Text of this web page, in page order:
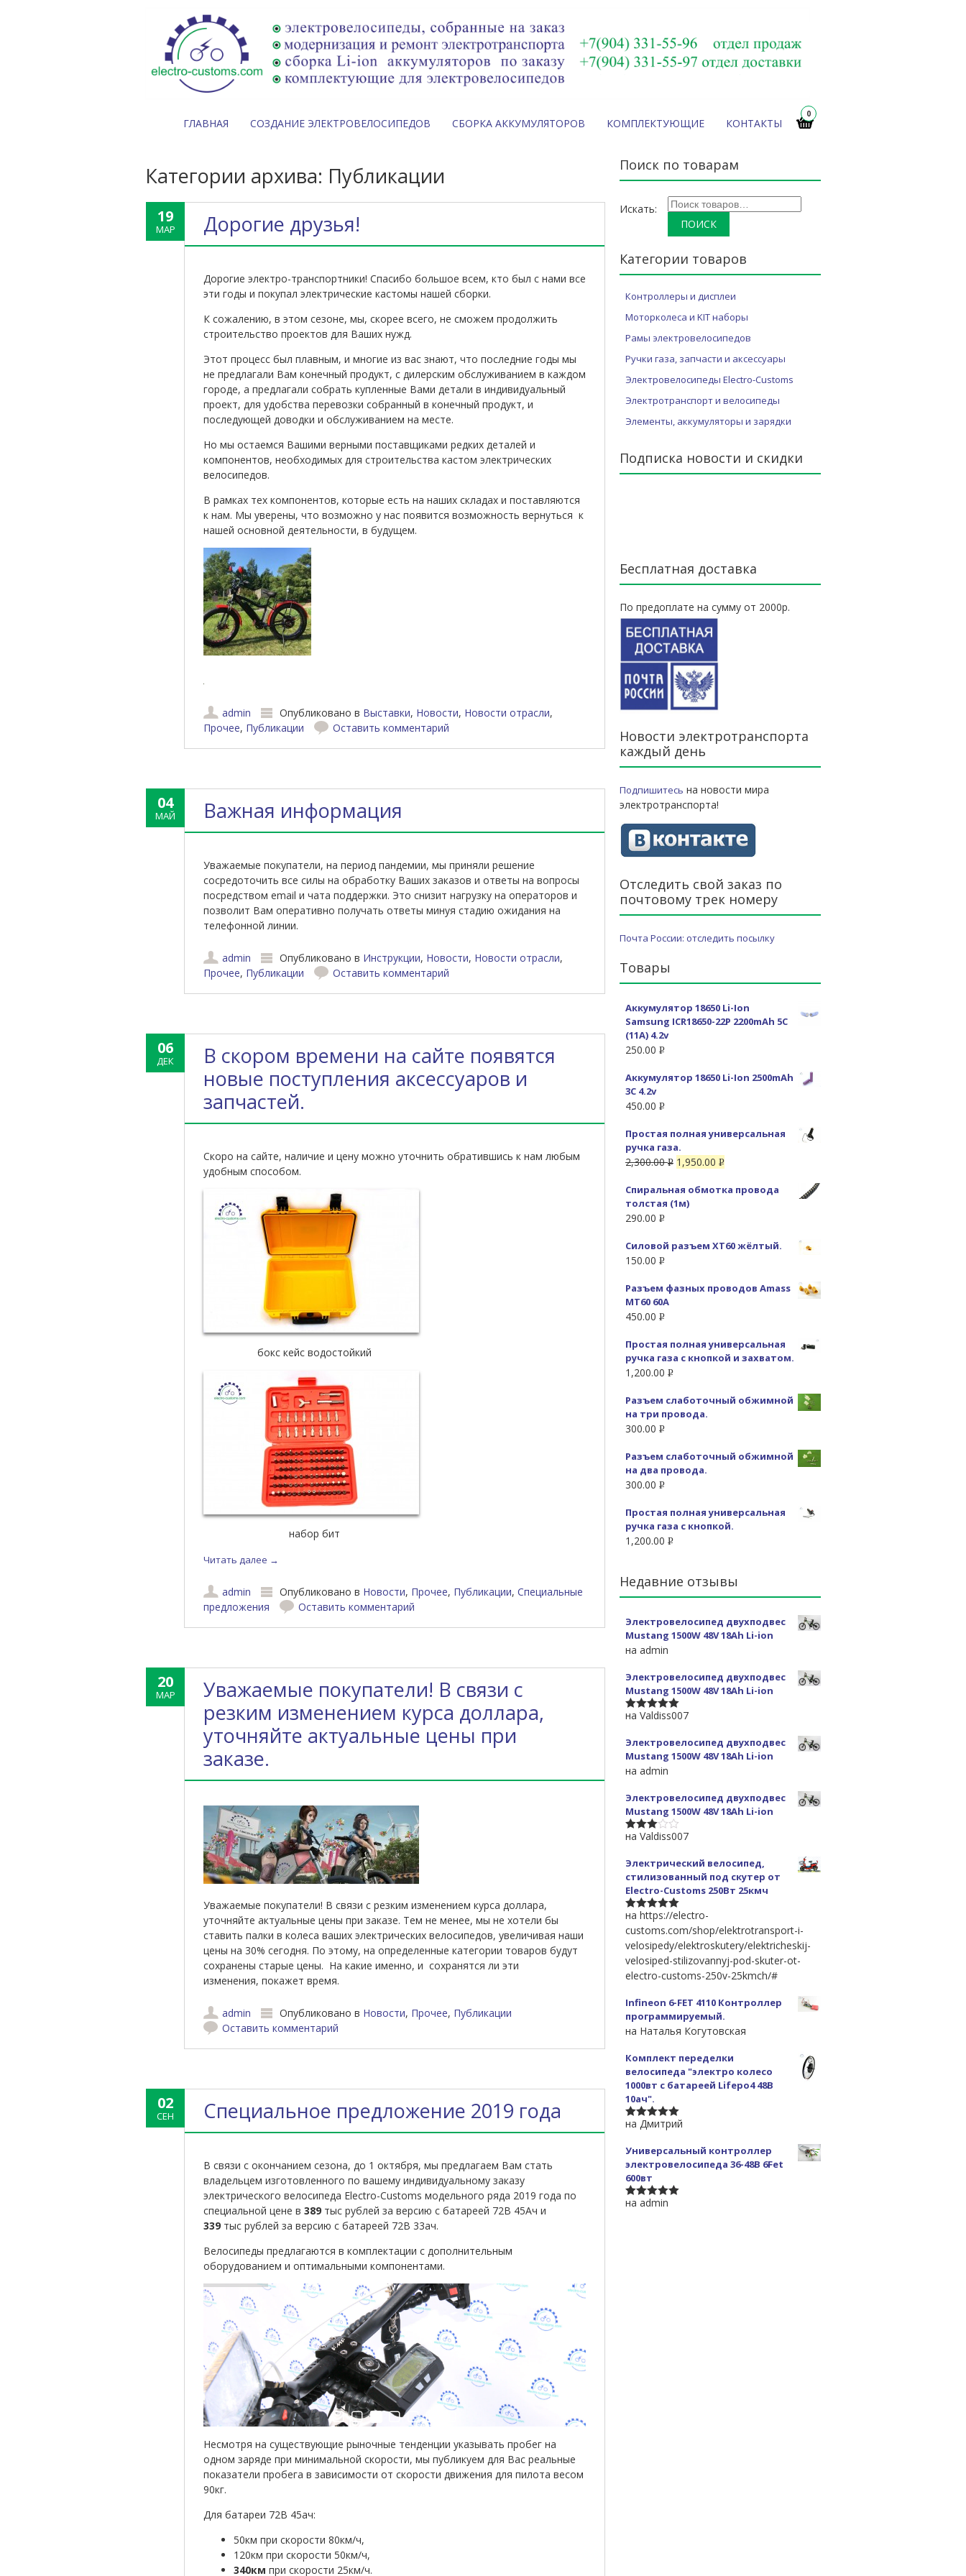
0
ГЛАВНАЯ СОЗДАНИЕ ЭЛЕКТРОВЕЛОСИПЕДОВ СБОРКА АККУМУЛЯТОРОВ КОМПЛЕКТУЮЩИЕ КОНТАКТЫ
Категории архива: Публикации
19
МАР Дорогие друзья!
Дорогие электро-транспортники! Спасибо большое всем, кто был с нами все
эти годы и покупал электрические кастомы нашей сборки.
К сожалению, в этом сезоне, мы, скорее всего, не сможем продолжить
строительство проектов для Ваших нужд.
Этот процесс был плавным, и многие из вас знают, что последние годы мы
не предлагали Вам конечный продукт, с дилерским обслуживанием в каждом
городе, а предлагали собрать купленные Вами детали в индивидуальный
проект, для удобства перевозки собранный в конечный продукт, и
последующей доводки и обслуживанием на месте.
Но мы остаемся Вашими верными поставщиками редких деталей и
компонентов, необходимых для строительства кастом электрических
велосипедов.
В рамках тех компонентов, которые есть на наших складах и поставляются
к нам. Мы уверены, что возможно у нас появится возможность вернуться к
нашей основной деятельности, в будущем.
admin Опубликовано в Выставки, Новости, Новости отрасли,
Прочее, Публикации Оставить комментарий
04
МАЙ Важная информация
Уважаемые покупатели, на период пандемии, мы приняли решение
сосредоточить все силы на обработку Ваших заказов и ответы на вопросы
посредством email и чата поддержки. Это снизит нагрузку на операторов и
позволит Вам оперативно получать ответы минуя стадию ожидания на
телефонной линии.
admin Опубликовано в Инструкции, Новости, Новости отрасли,
Прочее, Публикации Оставить комментарий
06
ДЕК
В скором времени на сайте появятся
новые поступления аксессуаров и
запчастей.
Скоро на сайте, наличие и цену можно уточнить обратившись к нам любым
удобным способом.
бокс кейс водостойкий
набор бит
Читать далее →
admin Опубликовано в Новости, Прочее, Публикации, Специальные
предложения
Оставить комментарий
20
МАР
Уважаемые покупатели! В связи с
резким изменением курса доллара,
уточняйте актуальные цены при
заказе.
Уважаемые покупатели! В связи с резким изменением курса доллара,
уточняйте актуальные цены при заказе. Тем не менее, мы не хотели бы
ставить палки в колеса ваших электрических велосипедов, увеличивая наши
цены на 30% сегодня. По этому, на определенные категории товаров будут
сохранены старые цены. На какие именно, и сохранятся ли эти
изменения, покажет время.
admin Опубликовано в Новости, Прочее, Публикации
Оставить комментарий
02
СЕН Специальное предложение 2019 года
В связи с окончанием сезона, до 1 октября, мы предлагаем Вам стать
владельцем изготовленного по вашему индивидуальному заказу
электрического велосипеда Electro-Customs модельного ряда 2019 года по
специальной цене в 389тыс рублей за версию с батареей 72В 45Ач и
339тыс рублей за версию с батареей 72В 33ач.
Велосипеды предлагаются в комплектации с дополнительным
оборудованием и оптимальными компонентами.
Несмотря на существующие рыночные тенденции указывать пробег на
одном заряде при минимальной скорости, мы публикуем для Вас реальные
показатели пробега в зависимости от скорости движения для пилота весом
90кг.
Для батареи 72В 45ач:
50км при скорости 80км/ч,
120км при скорости 50км/ч,
340км при скорости 25км/ч.
Поиск по товарам
Искать:
Категории товаров
Контроллеры и дисплеи
Моторколеса и KIT наборы
Рамы электровелосипедов
Ручки газа, запчасти и аксессуары
Электровелосипеды Electro-Customs
Электротранспорт и велосипеды
Элементы, аккумуляторы и зарядки
Подписка новости и скидки
Бесплатная доставка
По предоплате на сумму от 2000р.
Новости электротранспорта
каждый день
Подпишитесь на новости мира
электротранспорта!
Отследить свой заказ по
почтовому трек номеру
Почта России: отследить посылку
Товары
Аккумулятор 18650 Li-Ion
Samsung ICR18650-22P 2200mAh 5C
(11A) 4.2v
250.00 Р
Аккумулятор 18650 Li-Ion 2500mAh
3C 4.2v
450.00 Р
Простая полная универсальная
ручка газа.
2,300.00Р 1,950.00 Р
Спиральная обмотка провода
толстая (1м)
290.00 Р
Силовой разъем XT60 жёлтый.
150.00 Р
Разъем фазных проводов Amass
MT60 60А
450.00 Р
Простая полная универсальная
ручка газа с кнопкой и захватом.
1,200.00 Р
Разъем слаботочный обжимной
на три провода.
300.00 Р
Разъем слаботочный обжимной
на два провода.
300.00 Р
Простая полная универсальная
ручка газа с кнопкой.
1,200.00 Р
Недавние отзывы
Электровелосипед двухподвес
Mustang 1500W 48V 18Ah Li-ion
на admin
Электровелосипед двухподвес
Mustang 1500W 48V 18Ah Li-ion
5из 5
на Valdiss007
Электровелосипед двухподвес
Mustang 1500W 48V 18Ah Li-ion
на admin
Электровелосипед двухподвес
Mustang 1500W 48V 18Ah Li-ion
3из 5
на Valdiss007
Электрический велосипед,
стилизованный под скутер от
Electro-Customs 250Вт 25кмч
5из 5
на https://electro-
customs.com/shop/elektrotransport-i-
velosipedy/elektroskutery/elektricheskij-
velosiped-stilizovannyj-pod-skuter-ot-
electro-customs-250v-25kmch/#
Infineon 6-FET 4110 Контроллер
программируемый.
на Наталья Когутовская
Комплект переделки
велосипеда "электро колесо
1000вт с батареей Lifepo4 48В
10ач".
5из 5
на Дмитрий
Универсальный контроллер
электровелосипеда 36-48В 6Fet
600вт
5из 5
на admin